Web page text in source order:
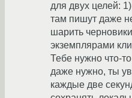
для двух целей:
там пишут даже
шарить
экземплярами
Тебе нужно что-
даже нужно, ты
каждые две